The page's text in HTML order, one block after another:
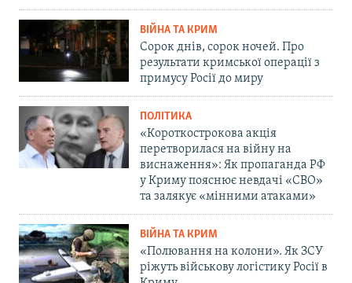
ВІЙНА ТА КРИМ
Сорок днів, сорок ночей. Про
результати кримської операції з
примусу Росії до миру
ПОЛІТИКА
«Короткострокова акція
перетворилася на війну на
виснаження»: Як пропаганда РФ
у Криму пояснює невдачі «СВО»
та залякує «мінними атаками»
ВІЙНА ТА КРИМ
«Полювання на колони». Як ЗСУ
ріжуть військову логістику Росії в